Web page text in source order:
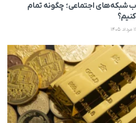
اجتماعی؛ چگونه تمام